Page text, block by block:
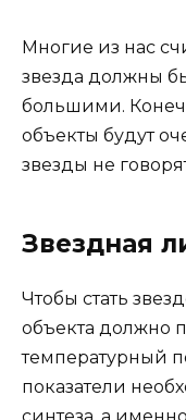
Многие из нас
звезда должны
большими.
объекты будут
звезды не
Звездная
Чтобы стать
объекта должно
температурный
показатели